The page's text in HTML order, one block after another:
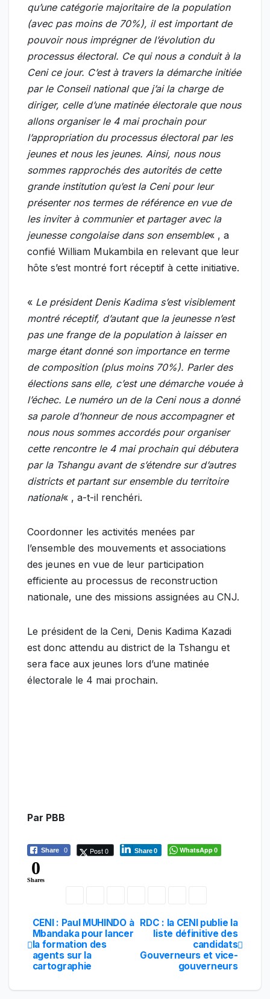
qu’une catégorie majoritaire de la population
(avec pas moins de 70%), il est important de
pouvoir nous imprégner de l’évolution du
processus électoral. Ce qui nous a conduit à la
Ceni ce jour. C’est à travers la démarche initiée
par le Conseil national que j’ai la charge de
diriger, celle d’une matinée électorale que nous
allons organiser le 4 mai prochain pour
l’appropriation du processus électoral par les
jeunes et nous les jeunes. Ainsi, nous nous
sommes rapprochés des autorités de cette
grande institution qu’est la Ceni pour leur
présenter nos termes de référence en vue de
les inviter à communier et partager avec la
jeunesse congolaise dans son ensemble« , a
confié William Mukambila en relevant que leur
hôte s’est montré fort réceptif à cette initiative.
« Le président Denis Kadima s’est visiblement
montré réceptif, d’autant que la jeunesse n’est
pas une frange de la population à laisser en
marge étant donné son importance en terme
de composition (plus moins 70%). Parler des
élections sans elle, c’est une démarche vouée à
l’échec. Le numéro un de la Ceni nous a donné
sa parole d’honneur de nous accompagner et
nous nous sommes accordés pour organiser
cette rencontre le 4 mai prochain qui débutera
par la Tshangu avant de s’étendre sur d’autres
districts et partant sur ensemble du territoire
national« , a-t-il renchéri.
Coordonner les activités menées par
l’ensemble des mouvements et associations
des jeunes en vue de leur participation
efficiente au processus de reconstruction
nationale, une des missions assignées au CNJ.
Le président de la Ceni, Denis Kadima Kazadi
est donc attendu au district de la Tshangu et
sera face aux jeunes lors d’une matinée
électorale le 4 mai prochain.
Par PBB
Share 0 Post 0 Share0 WhatsApp0
0
Shares
Navigation
de
l’article
RDC : la CENI publie la
liste définitive des
candidats
Gouverneurs et vice-
gouverneurs
CENI : Paul MUHINDO à
Mbandaka pour lancer
la formation des
agents sur la
cartographie